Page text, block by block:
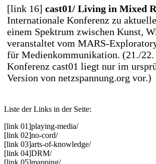
[link 16] cast01/ Living in Mixed
Internationale Konferenz zu
einem Spektrum zwischen Kunst,
veranstaltet vom MARS-
für Medienkommunikation. (21./22.
Konferenz cast01 liegt nur im
Version von netzspannung.org vor.)
Liste der Links in der Seite:
[link 01]playing-media/
[link 02]no-cord/
[link 03]arts-of-knowledge/
[link 04]DRM/
[link 05]mapping/